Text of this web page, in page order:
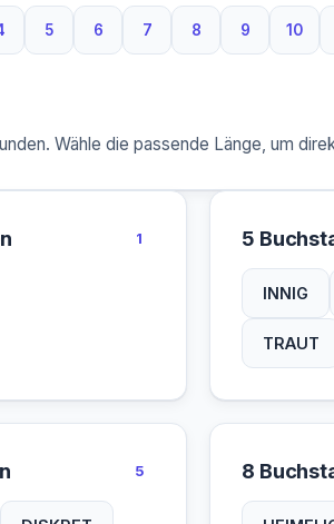
Buchstaben
5
5 Buchstaben
6
6 Buchstaben
7
7 Buchstaben
8
8 Buchstaben
9
9
10
10
Wähle die passende Länge, um
1 5
INNIG
TRAUT
5 8